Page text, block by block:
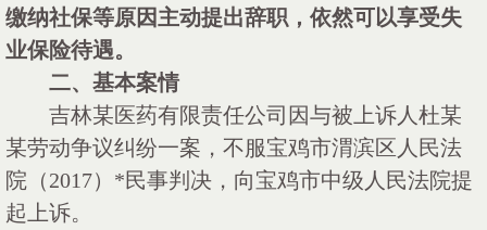
缴纳社保等原因主动提出辞职，依然可以享受失
业保险待遇。
二、基本案情
吉林某医药有限责任公司因与被上诉人杜某
某劳动争议纠纷一案，不服宝鸡市渭滨区人民法
院（2017）*民事判决，向宝鸡市中级人民法院提
起上诉。